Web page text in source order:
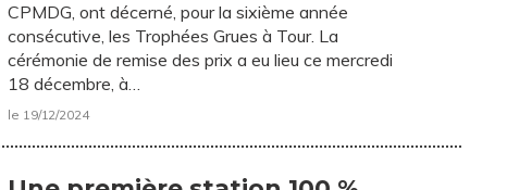
CPMDG, ont décerné, pour la sixième année
consécutive, les Trophées Grues à Tour. La
cérémonie de remise des prix a eu lieu ce mercredi
18 décembre, à…
le 19/12/2024